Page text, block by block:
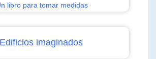
libro para tomar medidas
Edificios imaginados